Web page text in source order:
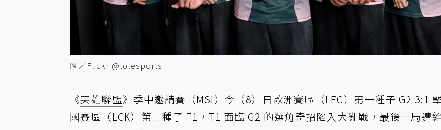
圖／Flickr @lolesports
《英雄聯盟》季中邀請賽（MSI）今（8）日歐洲賽區（LEC）第一種子 G2 3:1
國賽區（LCK）第二種子 T1 ，T1 面臨 G2 的選角奇招陷入大亂戰，最後一局遭